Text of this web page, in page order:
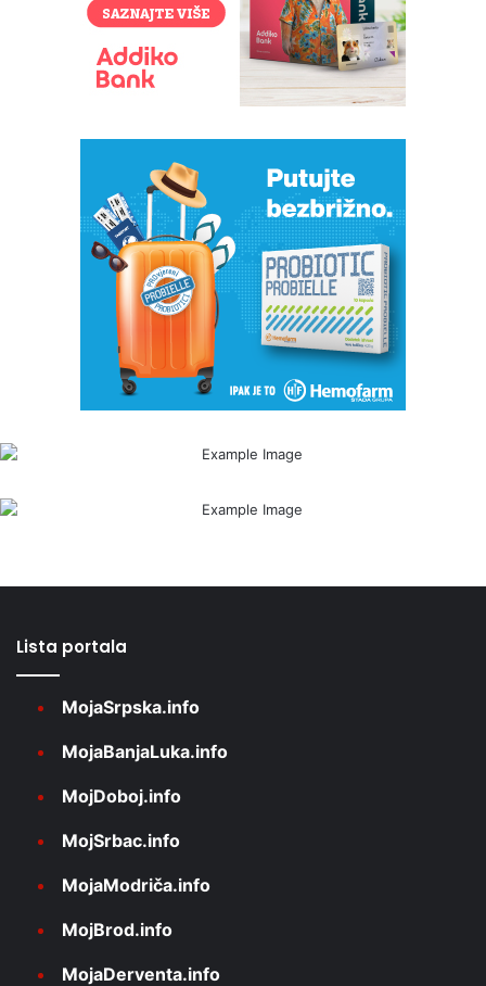
Lista portala
MojaSrpska.info
MojaBanjaLuka.info
MojDoboj.info
MojSrbac.info
MojaModriča.info
MojBrod.info
MojaDerventa.info